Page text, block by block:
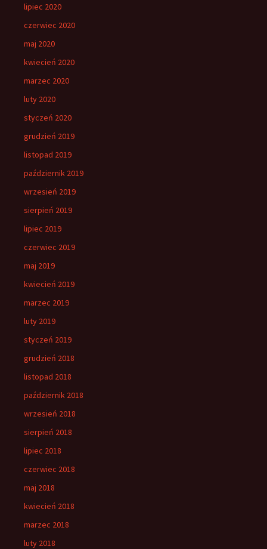
lipiec 2020
czerwiec 2020
maj 2020
kwiecień 2020
marzec 2020
luty 2020
styczeń 2020
grudzień 2019
listopad 2019
październik 2019
wrzesień 2019
sierpień 2019
lipiec 2019
czerwiec 2019
maj 2019
kwiecień 2019
marzec 2019
luty 2019
styczeń 2019
grudzień 2018
listopad 2018
październik 2018
wrzesień 2018
sierpień 2018
lipiec 2018
czerwiec 2018
maj 2018
kwiecień 2018
marzec 2018
luty 2018